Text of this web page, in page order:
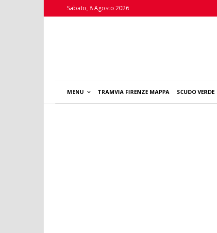
Sabato, 8 Agosto 2026
MENU TRAMVIA FIRENZE MAPPA SCUDO VERDE